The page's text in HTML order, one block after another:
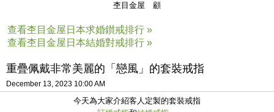
杢目金屋 顧
查看杢目金屋日本求婚鑚戒排行 »
查看杢目金屋日本結婚對戒排行 »
重疊佩戴非常美麗的「戀風」的套裝戒指
December 13, 2023 10:00 AM
今天為大家介紹客人定製的套裝戒指